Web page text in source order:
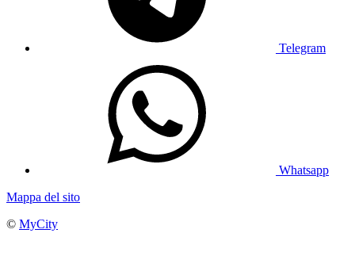
Telegram
Whatsapp
Mappa del sito
© MyCity